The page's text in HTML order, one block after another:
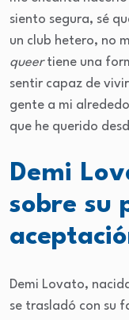
siento segura, sé
un club hetero, no
queertiene una
sentir capaz de
gente a mi
que he querido
Demi
sobre su
Demi Lovato,
se trasladó con su